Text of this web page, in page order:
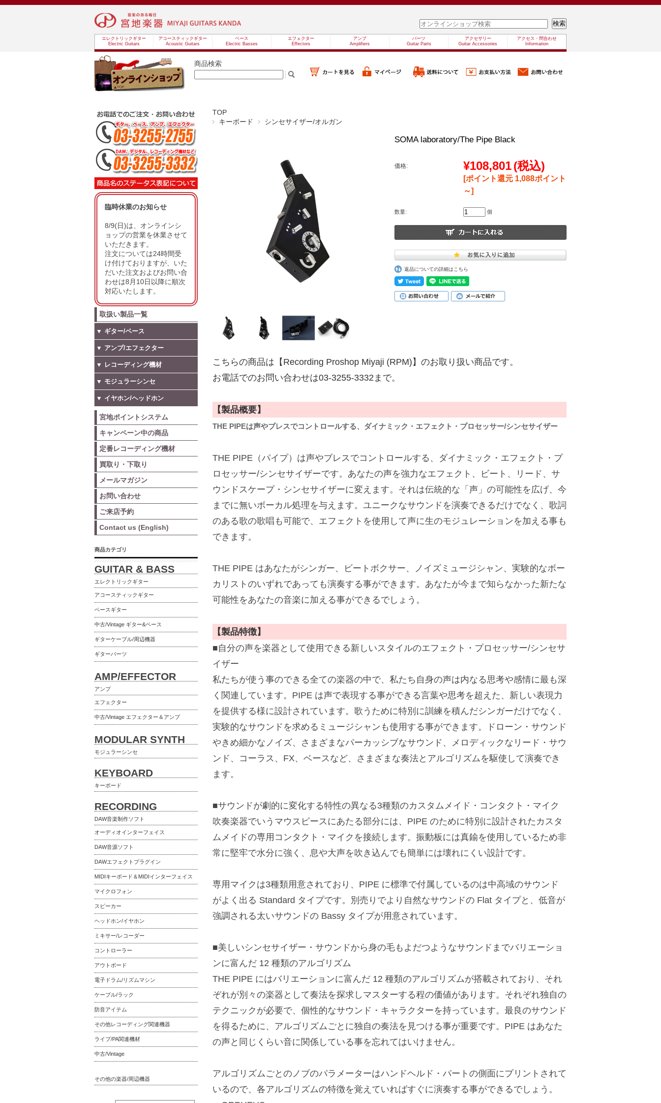
エレクトリックギター
Electric Guitars
アコースティックギター
Acoustic Guitars
ベース
Electric Basses
エフェクター
Effectors
アンプ
Amplifiers
パーツ
Guitar Parts
アクセサリー
Guitar Accessories
アクセス・問合わせ
Information
商品検索
TOP
キーボード
シンセサイザー/オルガン
SOMA laboratory/The Pipe Black
価格: ¥108,801(税込)
[ポイント還元 1,088ポイント
～]
数量: 個
返品についての詳細はこちら
こちらの商品は【Recording Proshop Miyaji (RPM)】のお取り扱い商品です。
お電話でのお問い合わせは03-3255-3332まで。
【製品概要】
THE PIPEは声やブレスでコントロールする、ダイナミック・エフェクト・プロセッサー/シンセサイザー
THE PIPE（パイプ）は声やブレスでコントロールする、ダイナミック・エフェクト・プ
ロセッサー/シンセサイザーです。あなたの声を強力なエフェクト、ビート、リード、サ
ウンドスケープ・シンセサイザーに変えます。それは伝統的な「声」の可能性を広げ、今
までに無いボーカル処理を与えます。ユニークなサウンドを演奏できるだけでなく、歌詞
のある歌の歌唱も可能で、エフェクトを使用して声に生のモジュレーションを加える事も
できます。
THE PIPE はあなたがシンガー、ビートボクサー、ノイズミュージシャン、実験的なボー
カリストのいずれであっても演奏する事ができます。あなたが今まで知らなかった新たな
可能性をあなたの音楽に加える事ができるでしょう。
【製品特徴】
■自分の声を楽器として使用できる新しいスタイルのエフェクト・プロセッサー/シンセサ
イザー
私たちが使う事のできる全ての楽器の中で、私たち自身の声は内なる思考や感情に最も深
く関連しています。PIPE は声で表現する事ができる言葉や思考を超えた、新しい表現力
を提供する様に設計されています。歌うために特別に訓練を積んだシンガーだけでなく、
実験的なサウンドを求めるミュージシャンも使用する事ができます。ドローン・サウンド
やきめ細かなノイズ、さまざまなパーカッシブなサウンド、メロディックなリード・サウ
ンド、コーラス、FX、ベースなど、さまざまな奏法とアルゴリズムを駆使して演奏でき
ます。
■サウンドが劇的に変化する特性の異なる3種類のカスタムメイド・コンタクト・マイク
吹奏楽器でいうマウスピースにあたる部分には、PIPE のために特別に設計されたカスタ
ムメイドの専用コンタクト・マイクを接続します。振動板には真鍮を使用しているため非
常に堅牢で水分に強く、息や大声を吹き込んでも簡単には壊れにくい設計です。
専用マイクは3種類用意されており、PIPE に標準で付属しているのは中高域のサウンド
がよく出る Standard タイプです。別売りでより自然なサウンドの Flat タイプと、低音が
強調される太いサウンドの Bassy タイプが用意されています。
■美しいシンセサイザー・サウンドから身の毛もよだつようなサウンドまでバリエーショ
ンに富んだ 12 種類のアルゴリズム
THE PIPE にはバリエーションに富んだ 12 種類のアルゴリズムが搭載されており、それ
ぞれが別々の楽器として奏法を探求しマスターする程の価値があります。それぞれ独自の
テクニックが必要で、個性的なサウンド・キャラクターを持っています。最良のサウンド
を得るために、アルゴリズムごとに独自の奏法を見つける事が重要です。PIPE はあなた
の声と同じくらい音に関係している事を忘れてはいけません。
アルゴリズムごとのノブのパラメーターはハンドヘルド・パートの側面にプリントされて
いるので、各アルゴリズムの特徴を覚えていればすぐに演奏する事ができるでしょう。
臨時休業のお知らせ
8/9(日)は、オンラインシ
ョップの営業を休業させて
いただきます。
注文については24時間受
け付けておりますが、いた
だいた注文およびお問い合
わせは8月10日以降に順次
対応いたします。
取扱い製品一覧
▼ ギター/ベース
▼ アンプ/エフェクター
▼ レコーディング機材
▼ モジュラーシンセ
▼ イヤホン/ヘッドホン
宮地ポイントシステム
キャンペーン中の商品
定番レコーディング機材
買取り・下取り
メールマガジン
お問い合わせ
ご来店予約
Contact us (English)
商品カテゴリ
GUITAR & BASS
エレクトリックギター
アコースティックギター
ベースギター
中古/Vintage ギター&ベース
ギターケーブル/周辺機器
ギターパーツ
AMP/EFFECTOR
アンプ
エフェクター
中古/Vintage エフェクター＆アンプ
MODULAR SYNTH
モジュラーシンセ
KEYBOARD
キーボード
RECORDING
DAW音楽制作ソフト
オーディオインターフェイス
DAW音源ソフト
DAWエフェクトプラグイン
MIDIキーボード＆MIDIインターフェイス
マイクロフォン
スピーカー
ヘッドホン/イヤホン
ミキサー/レコーダー
コントローラー
アウトボード
電子ドラム/リズムマシン
ケーブル/ラック
防音アイテム
その他レコーディング関連機器
ライブ/PA関連機材
中古/Vintage
その他の楽器/周辺機器